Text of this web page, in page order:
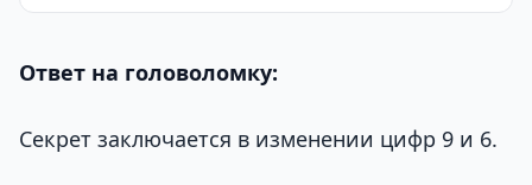
Ответ на головоломку:
Секрет заключается в изменении цифр 9 и 6.